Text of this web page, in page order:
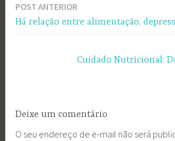
Navegação
POST ANTERIOR
Há relação entre alimentação,
Cuidado Nutricional:
Deixe um comentário
O seu endereço de e-mail não será